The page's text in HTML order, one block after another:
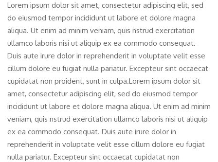
Lorem ipsum dolor sit amet, consectetur adipiscing elit, sed
do eiusmod tempor incididunt ut labore et dolore magna
aliqua. Ut enim ad minim veniam, quis nstrud exercitation
ullamco laboris nisi ut aliquip ex ea commodo consequat.
Duis aute irure dolor in reprehenderit in voluptate velit esse
cillum dolore eu fugiat nulla pariatur. Excepteur sint occaecat
cupidatat non proident, sunt in culpa.Lorem ipsum dolor sit
amet, consectetur adipiscing elit, sed do eiusmod tempor
incididunt ut labore et dolore magna aliqua. Ut enim ad minim
veniam, quis nstrud exercitation ullamco laboris nisi ut aliquip
ex ea commodo consequat. Duis aute irure dolor in
reprehenderit in voluptate velit esse cillum dolore eu fugiat
nulla pariatur. Excepteur sint occaecat cupidatat non